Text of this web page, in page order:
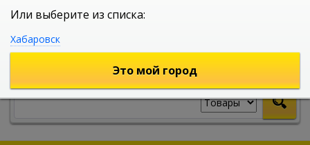
УНИВЕРСАЛЬНЫЙ ИНТЕРНЕТ МАГАЗИН
Или выберите из списка:
Хабаровск
Это мой город